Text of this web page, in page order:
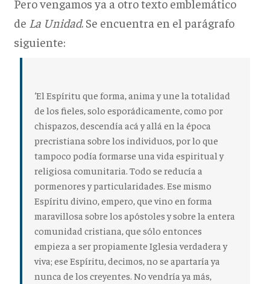
Pero vengamos ya a otro texto emblemático
de La Unidad. Se encuentra en el parágrafo
siguiente:
‘El Espíritu que forma, anima y une la totalidad
de los fieles, solo esporádicamente, como por
chispazos, descendía acá y allá en la época
precristiana sobre los individuos, por lo que
tampoco podía formarse una vida espiritual y
religiosa comunitaria. Todo se reducía a
pormenores y particularidades. Ese mismo
Espíritu divino, empero, que vino en forma
maravillosa sobre los apóstoles y sobre la entera
comunidad cristiana, que sólo entonces
empieza a ser propiamente Iglesia verdadera y
viva; ese Espíritu, decimos, no se apartaría ya
nunca de los creyentes. No vendría ya más,